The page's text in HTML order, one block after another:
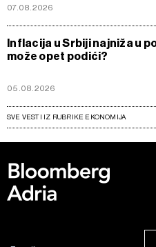
07.08.2026
Inflacija u Srbiji najniža u
može opet podići?
05.08.2026
SVE VESTI IZ RUBRIKE EKONOMIJA